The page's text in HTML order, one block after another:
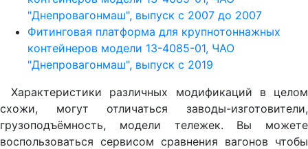
"Днепровагонмаш", выпуск с 2007 до 2007
Фитинговая платформа для крупнотоннажных
контейнеров модели 13-4085-01, ЧАО
"Днепровагонмаш", выпуск с 2019
Характеристики различных модификаций в целом
схожи, могут отличаться заводы-изготовители,
грузоподъёмность, модели тележек. Вы можете
воспользоваться сервисом сравнения вагонов чтобы